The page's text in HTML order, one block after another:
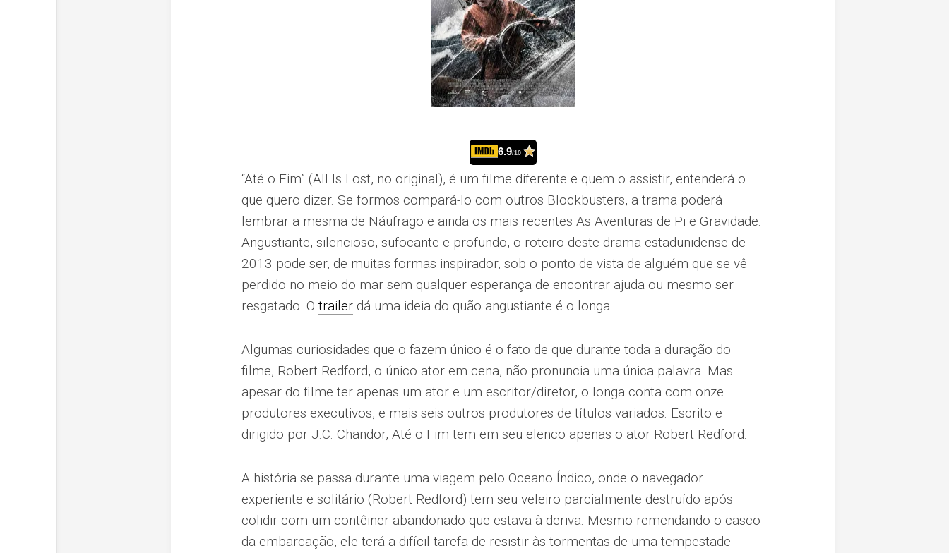
6.9/10
“Até o Fim” (All Is Lost, no original), é um filme diferente e quem o assistir, entenderá o
que quero dizer. Se formos compará-lo com outros Blockbusters, a trama poderá
lembrar a mesma de Náufrago e ainda os mais recentes As Aventuras de Pi e Gravidade.
Angustiante, silencioso, sufocante e profundo, o roteiro deste drama estadunidense de
2013 pode ser, de muitas formas inspirador, sob o ponto de vista de alguém que se vê
perdido no meio do mar sem qualquer esperança de encontrar ajuda ou mesmo ser
resgatado. O trailer dá uma ideia do quão angustiante é o longa.
Algumas curiosidades que o fazem único é o fato de que durante toda a duração do
filme, Robert Redford, o único ator em cena, não pronuncia uma única palavra. Mas
apesar do filme ter apenas um ator e um escritor/diretor, o longa conta com onze
produtores executivos, e mais seis outros produtores de títulos variados. Escrito e
dirigido por J.C. Chandor, Até o Fim tem em seu elenco apenas o ator Robert Redford.
A história se passa durante uma viagem pelo Oceano Índico, onde o navegador
experiente e solitário (Robert Redford) tem seu veleiro parcialmente destruído após
colidir com um contêiner abandonado que estava à deriva. Mesmo remendando o casco
da embarcação, ele terá a difícil tarefa de resistir às tormentas de uma tempestade